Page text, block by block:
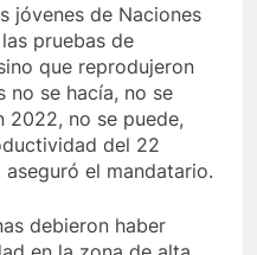
jóvenes de Naciones
pruebas de
que reprodujeron
no se hacía, no se
2022, no se puede,
del 22
aseguró el mandatario.
debieron haber